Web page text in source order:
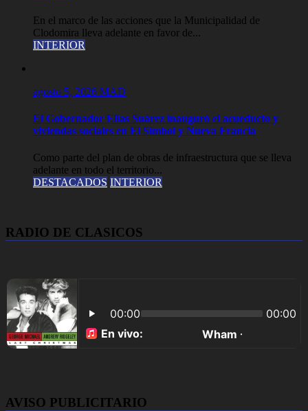
En el marco de las acciones que la Municipalidad de
Clodomira lleva adelante en favor de...
INTERIOR
agosto 5, 2026 MAD
El Gobernador Elías Suárez inauguró el acueducto y
viviendas sociales en El Simbol y Nueva Francia
Como parte del plan de obras de infraestructura que se lleva
adelante en todo el territorio...
DESTACADOS INTERIOR
RADIO DE CLASICOS
AVISO PUBLICITARIO